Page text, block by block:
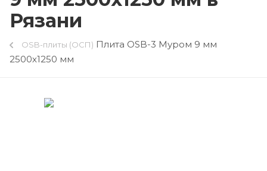
Рязани
OSB-плиты (ОСП) Плита OSB-3 Муром 9 мм
2500х1250 мм